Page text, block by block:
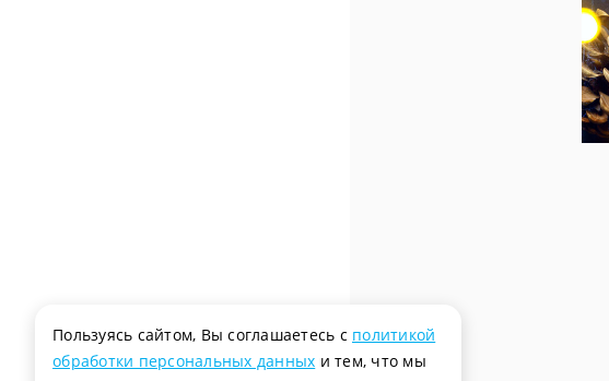
Пользуясь сайтом, Вы соглашаетесь с политикой
обработки персональных данных и тем, что мы